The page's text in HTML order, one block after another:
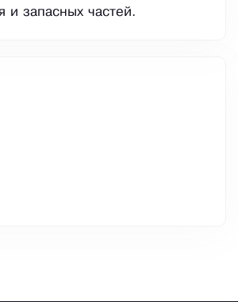
и запасных частей.